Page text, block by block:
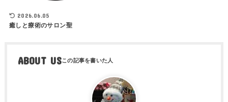
2026.06.05
癒しと療術のサロン聖
ABOUT US